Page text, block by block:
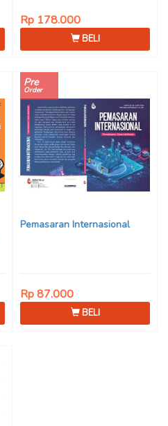
Rp 178.000
BELI
Pre
Order
Pemasaran Internasional
Rp 87.000
BELI